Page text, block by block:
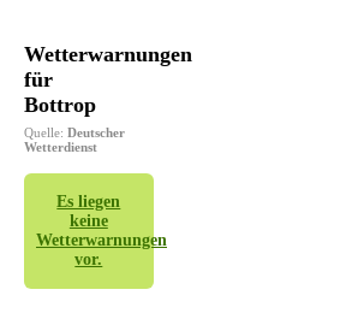
Wetterwarnungen
für
Bottrop
Quelle: Deutscher
Wetterdienst
Es liegen
keine
Wetterwarnungen
vor.